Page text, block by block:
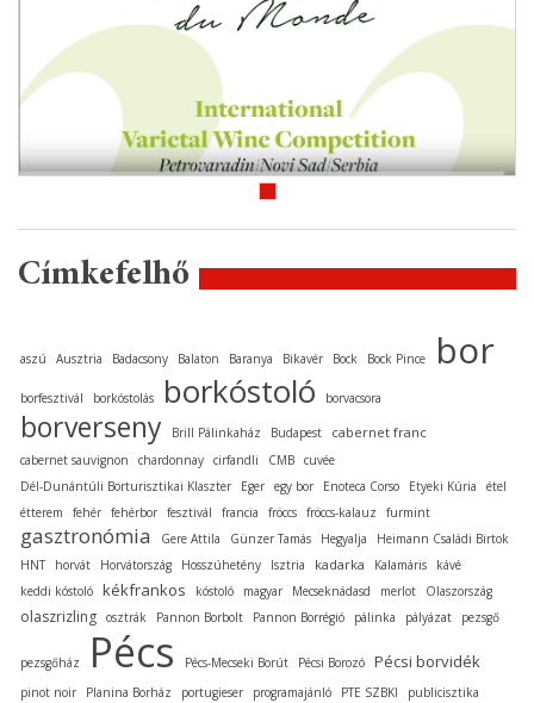
Címkefelhő
aszú Ausztria Badacsony Balaton Baranya Bikavér Bock Bock Pince bor
borfesztivál borkóstolás borkóstoló borvacsora
borverseny Brill Pálinkaház Budapest cabernet franc
cabernet sauvignon chardonnay cirfandli CMB cuvée
Dél-Dunántúli Borturisztikai Klaszter
Eger egy bor Enoteca Corso Etyeki Kúria
étel
étterem
fehér fehérbor fesztivál francia fröccs fröccs-kalauz furmint
gasztronómia Gere Attila Günzer Tamás Hegyalja
Heimann Családi Birtok
HNT
horvát Horvátország Hosszúhetény Isztria kadarka Kalamáris
kávé
keddi kóstoló kékfrankos kóstoló magyar Mecseknádasd merlot Olaszország
olaszrizling osztrák Pannon Borbolt Pannon Borrégió pálinka pályázat pezsgő
pezsgőház Pécs Pécs-Mecseki Borút Pécsi Borozó Pécsi borvidék
pinot noir Planina Borház portugieser programajánló PTE SZBKI
publicisztika